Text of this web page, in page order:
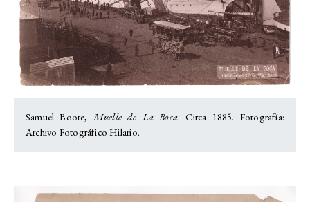
Samuel Boote,Muelle de La Boca. Circa 1885. Fotografía:
Archivo Fotográfico Hilario.